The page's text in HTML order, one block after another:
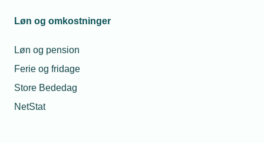
Løn og omkostninger
Løn og pension
Ferie og fridage
Store Bededag
NetStat
virksomhed, skal du kontakte virksomhedens
virksomhedens medlemsprofil. Hvis du har
udfordringer med at logge ind, så send en mail til
tilbage.